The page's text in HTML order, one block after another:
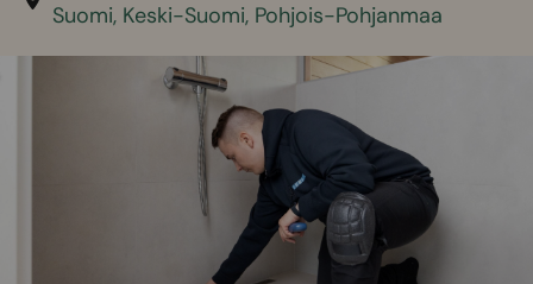
Suomi, Keski-Suomi, Pohjois-Pohjanmaa